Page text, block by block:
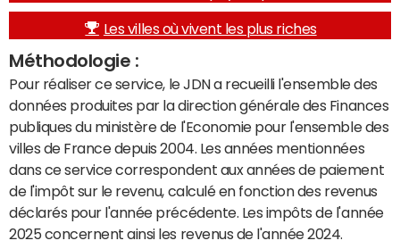
Les villes où vivent les plus riches
Méthodologie :
Pour réaliser ce service, le JDN a recueilli l'ensemble des
données produites par la direction générale des Finances
publiques du ministère de l'Economie pour l'ensemble des
villes de France depuis 2004. Les années mentionnées
dans ce service correspondent aux années de paiement
de l'impôt sur le revenu, calculé en fonction des revenus
déclarés pour l'année précédente. Les impôts de l'année
2025 concernent ainsi les revenus de l'année 2024.